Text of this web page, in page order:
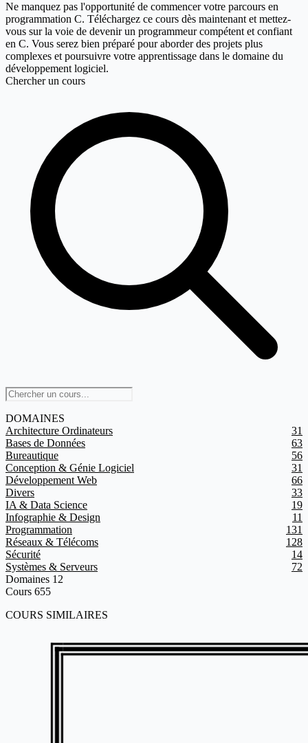
Ne manquez pas l'opportunité de commencer votre parcours en
programmation C. Téléchargez ce cours dès maintenant et mettez-
vous sur la voie de devenir un programmeur compétent et confiant
en C. Vous serez bien préparé pour aborder des projets plus
complexes et poursuivre votre apprentissage dans le domaine du
développement logiciel.
Chercher un cours
DOMAINES
Architecture Ordinateurs
31
Bases de Données
63
Bureautique
56
Conception & Génie Logiciel
31
Développement Web
66
Divers
33
IA & Data Science
19
Infographie & Design
11
Programmation
131
Réseaux & Télécoms
128
Sécurité
14
Systèmes & Serveurs
72
Domaines 12
Cours 655
COURS SIMILAIRES